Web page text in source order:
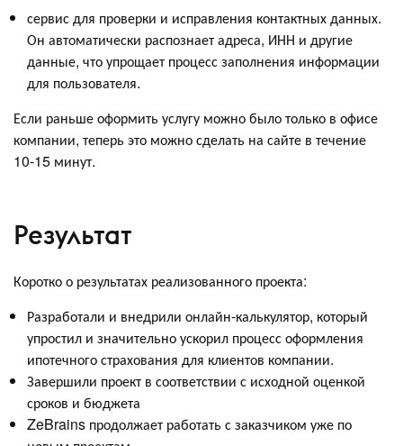
сервис для проверки и исправления контактных данных.
Он автоматически распознает адреса, ИНН и другие
данные, что упрощает процесс заполнения информации
для пользователя.
Если раньше оформить услугу можно было только в офисе
компании, теперь это можно сделать на сайте в течение
10-15 минут.
Результат
Коротко о результатах реализованного проекта:
Разработали и внедрили онлайн-калькулятор, который
упростил и значительно ускорил процесс оформления
ипотечного страхования для клиентов компании.
Завершили проект в соответствии с исходной оценкой
сроков и бюджета
ZeBrains продолжает работать с заказчиком уже по